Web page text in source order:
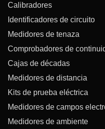
Calibradores
Identificadores de circuito
Medidores de tenaza
Comprobadores de
Cajas de décadas
Medidores de distancia
Kits de prueba eléctrica
Medidores de campos
Medidores de ambiente